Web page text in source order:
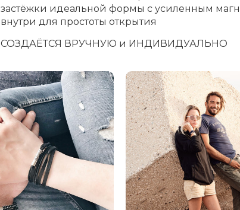
застёжки идеальной формы с усиленным
внутри для простоты открытия
СОЗДАЁТСЯ ВРУЧНУЮ и ИНДИВИДУАЛЬНО